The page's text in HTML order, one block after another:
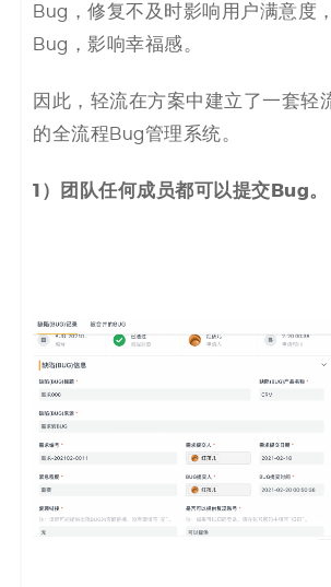
Bug，修复不及时影响用户满意度
Bug，影响幸福感。
因此，轻流在方案中建立了一套轻
的全流程Bug管理系统。
1）团队任何成员都可以提交Bug。